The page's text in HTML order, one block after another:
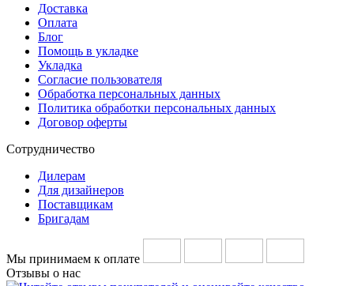
Доставка
Оплата
Блог
Помощь в укладке
Укладка
Согласие пользователя
Обработка персональных данных
Политика обработки персональных данных
Договор оферты
Сотрудничество
Дилерам
Для дизайнеров
Поставщикам
Бригадам
Мы принимаем к оплате
Отзывы о нас